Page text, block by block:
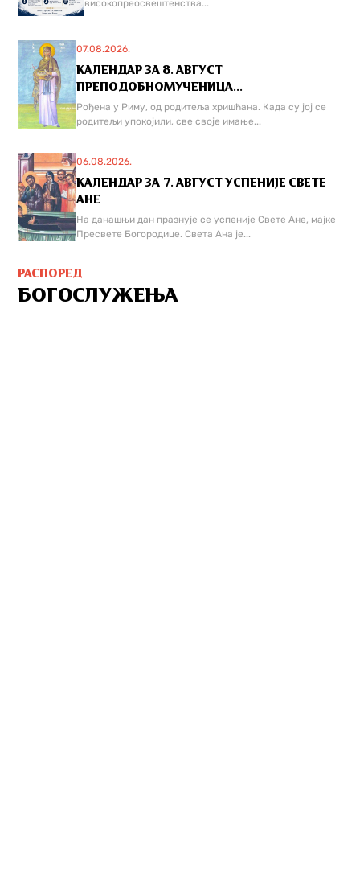
високопреосвештенства...
07.08.2026.
КАЛЕНДАР ЗА 8. АВГУСТ
ПРЕПОДОБНОМУЧЕНИЦА...
Рођена у Риму, од родитеља хришћана. Када су јој се
родитељи упокојили, све своје имање...
06.08.2026.
КАЛЕНДАР ЗА 7. АВГУСТ УСПЕНИЈЕ СВЕТЕ
АНЕ
На данашњи дан празнује се успеније Свете Ане, мајке
Пресвете Богородице. Света Ана је...
РАСПОРЕД
БОГОСЛУЖЕЊА